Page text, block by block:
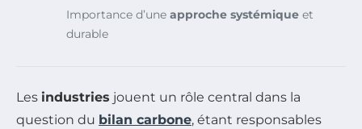
Importance d’une approche systémique et
durable
Les industries jouent un rôle central dans la
question du bilan carbone, étant responsables